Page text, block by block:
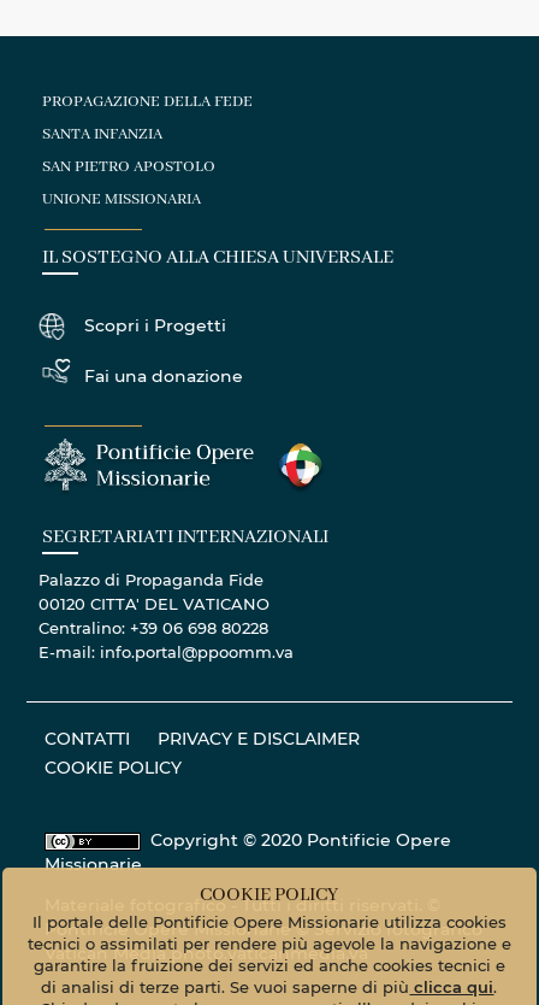
PROPAGAZIONE DELLA FEDE
SANTA INFANZIA
SAN PIETRO APOSTOLO
UNIONE MISSIONARIA
IL SOSTEGNO ALLA CHIESA UNIVERSALE
Scopri i Progetti
Fai una donazione
SEGRETARIATI INTERNAZIONALI
Palazzo di Propaganda Fide
00120 CITTA' DEL VATICANO
Centralino: +39 06 698 80228
E-mail: info.portal@ppoomm.va
CONTATTI
PRIVACY E DISCLAIMER
COOKIE POLICY
Copyright © 2020 Pontificie Opere
Missionarie
Materiale fotografico - Tutti i diritti riservati. ©
Pontificie Opere Missionarie © Servizio fotografico
Vatican Mediaphoto.vaticanmedia.va
COOKIE POLICY
Il portale delle Pontificie Opere Missionarie utilizza cookies
tecnici o assimilati per rendere più agevole la navigazione e
garantire la fruizione dei servizi ed anche cookies tecnici e
di analisi di terze parti. Se vuoi saperne di più clicca qui.